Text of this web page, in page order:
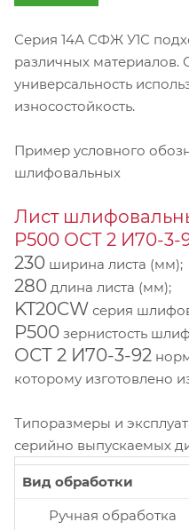
Серия 14А СФЖ У1С
различных материалов.
универсальность
износостойкость.
Пример условного
шлифовальных
Лист
P500 ОСТ 2 И70-3-
230 ширина листа (мм);
280 длина листа (мм);
KT20CW серия
P500 зернистость
ОСТ 2 И70-3-92
которому изготовлено
Типоразмеры и
серийно выпускаемых
Вид обработки
Ручная обработка